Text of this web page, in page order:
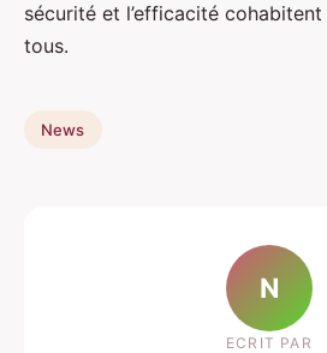
sécurité et l’efficacité
tous.
News
N
ECRIT PAR